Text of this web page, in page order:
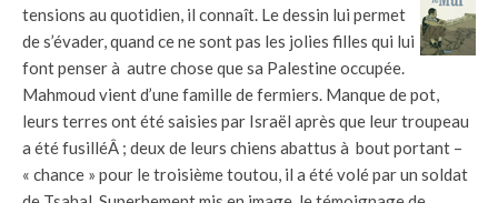
tensions au quotidien, il connaît. Le dessin lui permet
de s’évader, quand ce ne sont pas les jolies filles qui lui
font penser à autre chose que sa Palestine occupée.
Mahmoud vient d’une famille de fermiers. Manque de pot,
leurs terres ont été saisies par Israël après que leur troupeau
a été fusilléÂ ; deux de leurs chiens abattus à bout portant –
« chance » pour le troisième toutou, il a été volé par un soldat